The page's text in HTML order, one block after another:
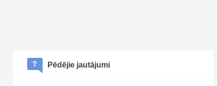
Pēdējie jautājumi